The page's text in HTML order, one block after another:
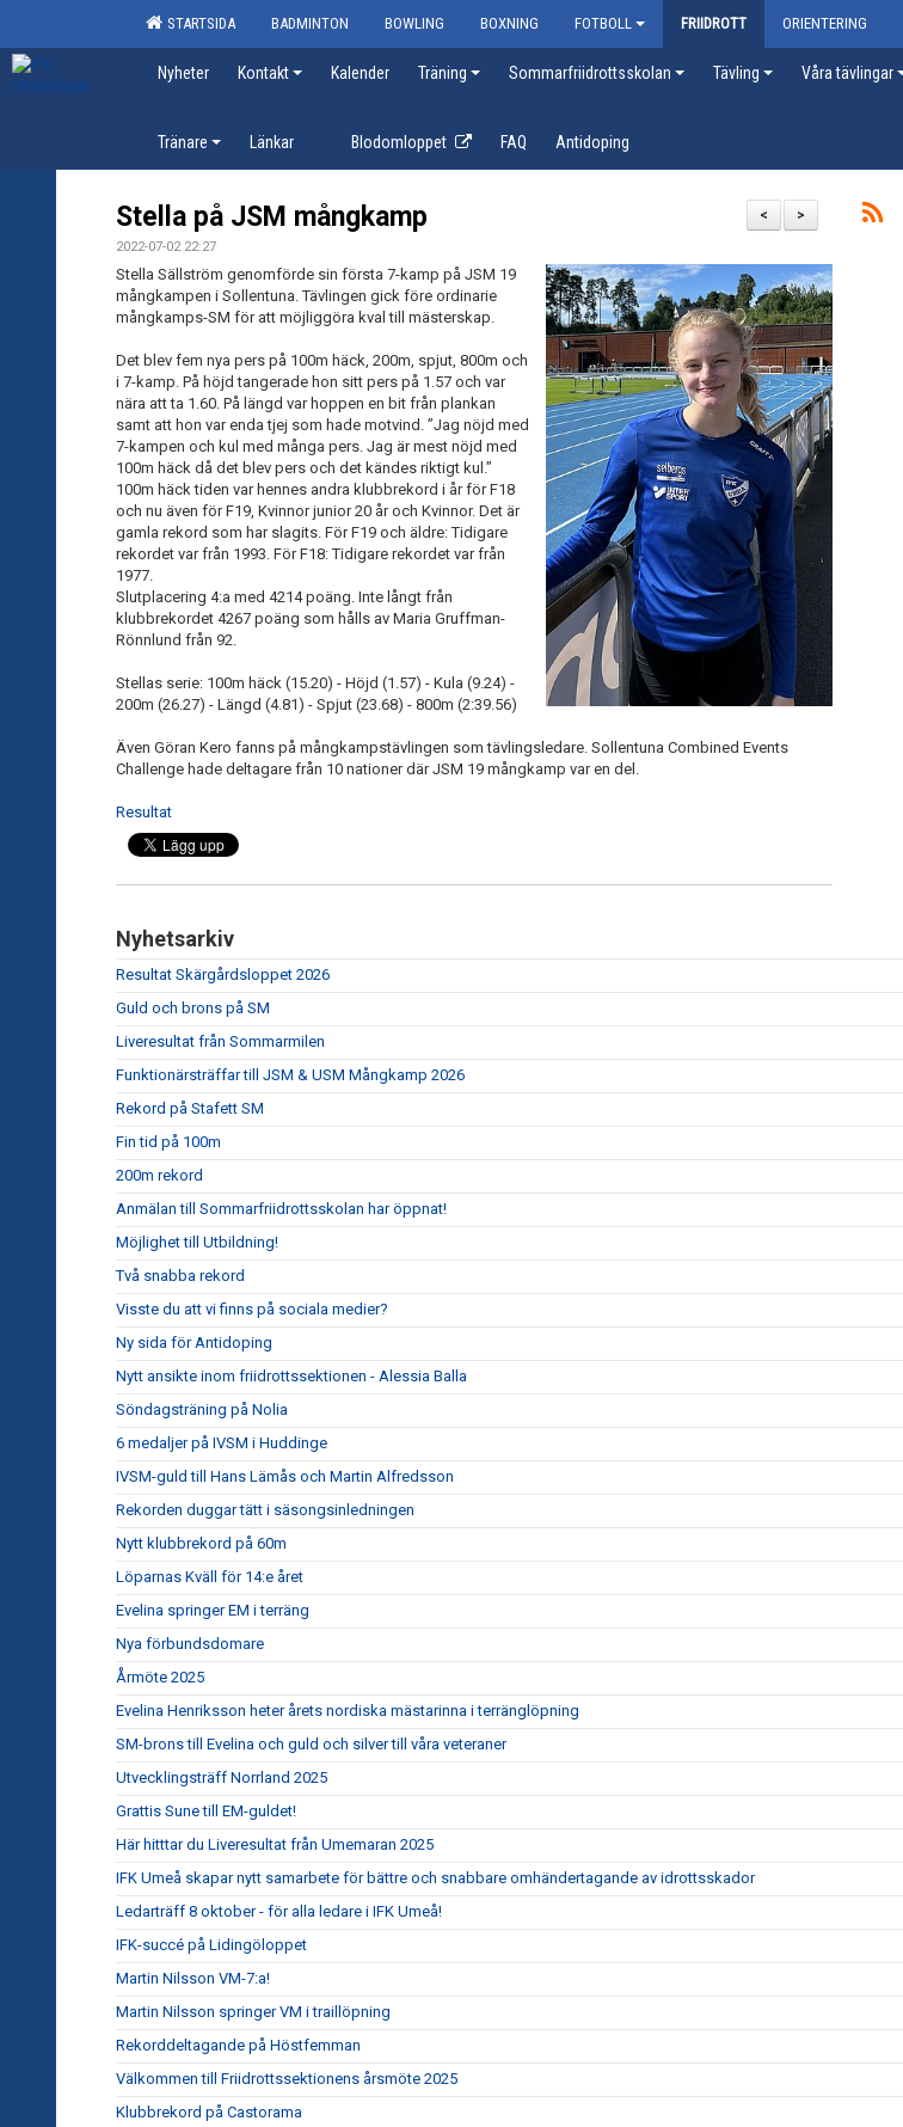
STARTSIDA BADMINTON BOWLING BOXNING FOTBOLL FRIIDROTT ORIENTERING
Nyheter Kontakt Kalender Träning Sommarfriidrottsskolan Tävling Våra tävlingar
Tränare Länkar Blodomloppet FAQ Antidoping
>
<
Stella på JSM mångkamp
2022-07-02 22:27
Stella Sällström genomförde sin första 7-kamp på JSM 19
mångkampen i Sollentuna. Tävlingen gick före ordinarie
mångkamps-SM för att möjliggöra kval till mästerskap.
Det blev fem nya pers på 100m häck, 200m, spjut, 800m och
i 7-kamp. På höjd tangerade hon sitt pers på 1.57 och var
nära att ta 1.60. På längd var hoppen en bit från plankan
samt att hon var enda tjej som hade motvind. ”Jag nöjd med
7-kampen och kul med många pers. Jag är mest nöjd med
100m häck då det blev pers och det kändes riktigt kul.”
100m häck tiden var hennes andra klubbrekord i år för F18
och nu även för F19, Kvinnor junior 20 år och Kvinnor. Det är
gamla rekord som har slagits. För F19 och äldre: Tidigare
rekordet var från 1993. För F18: Tidigare rekordet var från
1977.
Slutplacering 4:a med 4214 poäng. Inte långt från
klubbrekordet 4267 poäng som hålls av Maria Gruffman-
Rönnlund från 92.
Stellas serie: 100m häck (15.20) - Höjd (1.57) - Kula (9.24) -
200m (26.27) - Längd (4.81) - Spjut (23.68) - 800m (2:39.56)
Även Göran Kero fanns på mångkampstävlingen som tävlingsledare. Sollentuna Combined Events
Challenge hade deltagare från 10 nationer där JSM 19 mångkamp var en del.
Resultat
Nyhetsarkiv
Resultat Skärgårdsloppet 2026
Guld och brons på SM
Liveresultat från Sommarmilen
Funktionärsträffar till JSM & USM Mångkamp 2026
Rekord på Stafett SM
Fin tid på 100m
200m rekord
Anmälan till Sommarfriidrottsskolan har öppnat!
Möjlighet till Utbildning!
Två snabba rekord
Visste du att vi finns på sociala medier?
Ny sida för Antidoping
Nytt ansikte inom friidrottssektionen - Alessia Balla
Söndagsträning på Nolia
6 medaljer på IVSM i Huddinge
IVSM-guld till Hans Lämås och Martin Alfredsson
Rekorden duggar tätt i säsongsinledningen
Nytt klubbrekord på 60m
Löparnas Kväll för 14:e året
Evelina springer EM i terräng
Nya förbundsdomare
Årmöte 2025
Evelina Henriksson heter årets nordiska mästarinna i terränglöpning
SM-brons till Evelina och guld och silver till våra veteraner
Utvecklingsträff Norrland 2025
Grattis Sune till EM-guldet!
Här hitttar du Liveresultat från Umemaran 2025
IFK Umeå skapar nytt samarbete för bättre och snabbare omhändertagande av idrottsskador
Ledarträff 8 oktober - för alla ledare i IFK Umeå!
IFK-succé på Lidingöloppet
Martin Nilsson VM-7:a!
Martin Nilsson springer VM i traillöpning
Rekorddeltagande på Höstfemman
Välkommen till Friidrottssektionens årsmöte 2025
Klubbrekord på Castorama